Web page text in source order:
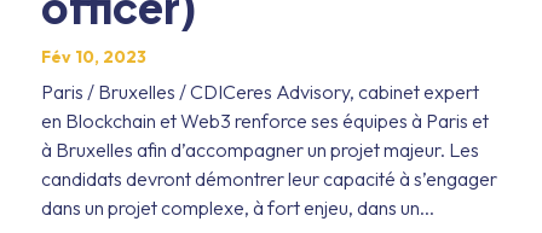
Fév 10, 2023
Paris / Bruxelles / CDICeres Advisory, cabinet expert
en Blockchain et Web3 renforce ses équipes à Paris et
à Bruxelles afin d’accompagner un projet majeur. Les
candidats devront démontrer leur capacité à s’engager
dans un projet complexe, à fort enjeu, dans un...